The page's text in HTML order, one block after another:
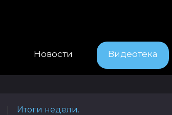
Новости Видеотека
Итоги недели.